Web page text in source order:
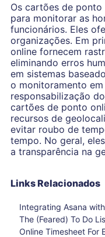
Os cartões de ponto
para monitorar as
funcionários. Eles
organizações. Em
online fornecem
eliminando erros
em sistemas
o monitoramento
responsabilização
cartões de ponto
recursos de
evitar roubo de
tempo. No geral,
a transparência na
Links Relacionados
Integrating Asana
The (Feared) To Do
Online Timesheet For